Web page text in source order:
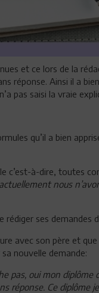
et ce lors de la
réponse. Ainsi il a
pas saisi la vraie
qu’il a bien
c’est-à-dire, toutes
nous
ses demandes
avec son père et
nouvelle demande:
pas, oui mon diplôme
réponse. Ce diplôme